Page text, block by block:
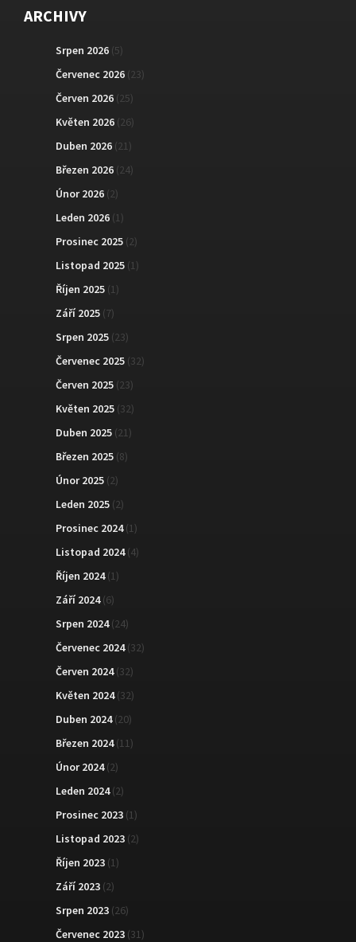
ARCHIVY
Srpen 2026 (5)
Červenec 2026 (23)
Červen 2026 (25)
Květen 2026 (26)
Duben 2026 (21)
Březen 2026 (24)
Únor 2026 (2)
Leden 2026 (1)
Prosinec 2025 (2)
Listopad 2025 (1)
Říjen 2025 (1)
Září 2025 (7)
Srpen 2025 (23)
Červenec 2025 (32)
Červen 2025 (23)
Květen 2025 (32)
Duben 2025 (21)
Březen 2025 (8)
Únor 2025 (2)
Leden 2025 (2)
Prosinec 2024(1)
Listopad 2024(4)
Říjen 2024(1)
Září 2024(6)
Srpen 2024(24)
Červenec 2024(32)
Červen 2024(32)
Květen 2024(32)
Duben 2024(20)
Březen 2024(11)
Únor 2024(2)
Leden 2024(2)
Prosinec 2023 (1)
Listopad 2023 (2)
Říjen 2023 (1)
Září 2023 (2)
Srpen 2023 (26)
Červenec 2023 (31)